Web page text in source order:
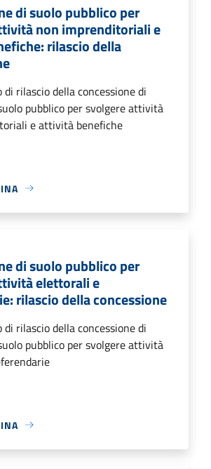
di suolo pubblico per
non imprenditoriali e
rilascio della
di rilascio della concessione di
pubblico per svolgere attività
e attività benefiche
di suolo pubblico per
elettorali e
rilascio della concessione
di rilascio della concessione di
pubblico per svolgere attività